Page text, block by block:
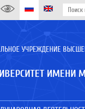
УЧРЕЖДЕНИЕ
ИМЕНИ